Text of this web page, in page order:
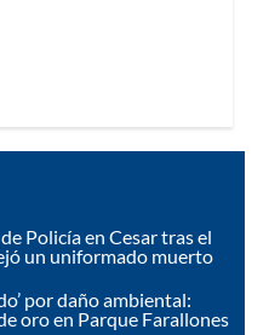
Policía en Cesar tras el
un uniformado muerto
por daño ambiental:
oro en Parque Farallones